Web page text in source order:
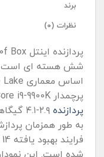
برند
نظرات (۰)
شش هسته ای است
پرچمدار Intel Core i9-9900K معرفی شده است. سرعت
پردازنده
به طور همزمان